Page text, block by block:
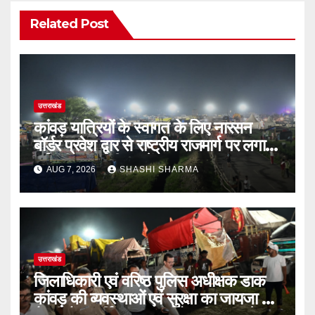
Related Post
उत्तराखंड
कांवड़ यात्रियों के स्वागत के लिए नारसन
बॉर्डर प्रवेश द्वार से राष्ट्रीय राजमार्ग पर लगाई
गई रंगीन एलईडी लाइटें
AUG 7, 2026 SHASHI SHARMA
उत्तराखंड
जिलाधिकारी एवं वरिष्ठ पुलिस अधीक्षक डाक
कांवड़ की व्यवस्थाओं एवं सुरक्षा का जायजा लेने